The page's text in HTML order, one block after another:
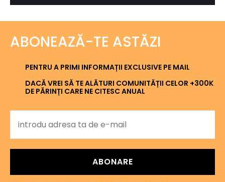
ABONEAZĂ-TE ASTĂZI
PENTRU A PRIMI INFORMAȚII EXCLUSIVE PE MAIL
DACĂ VREI SĂ TE ALĂTURI COMUNITĂȚII CELOR +300K
DE PĂRINȚI CARE NE CITESC ANUAL
ABONARE